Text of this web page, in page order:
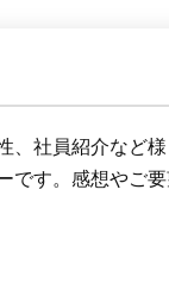
、社員紹介など
です。感想やご